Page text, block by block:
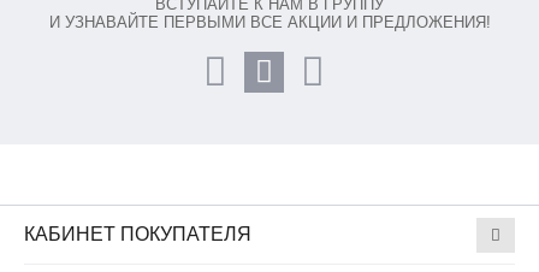
ВСТУПАЙТЕ К НАМ В ГРУППУ
И УЗНАВАЙТЕ ПЕРВЫМИ ВСЕ АКЦИИ И ПРЕДЛОЖЕНИЯ!
КАБИНЕТ ПОКУПАТЕЛЯ